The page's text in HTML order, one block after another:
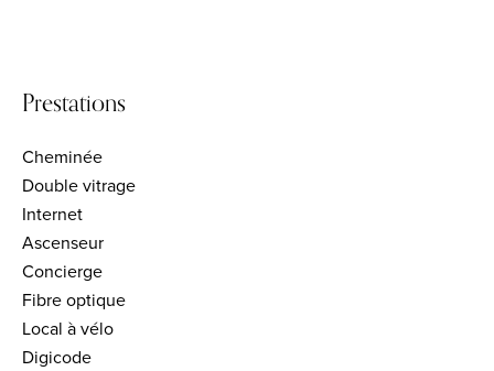
Prestations
Cheminée
Double vitrage
Internet
Ascenseur
Concierge
Fibre optique
Local à vélo
Digicode